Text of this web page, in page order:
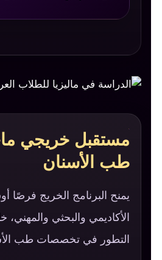
مستقبل خريجي
طب الأسنان
يمنح البرنامج الخريج فرصًا
الأكاديمي والبحثي
التطور في تخصصات طب